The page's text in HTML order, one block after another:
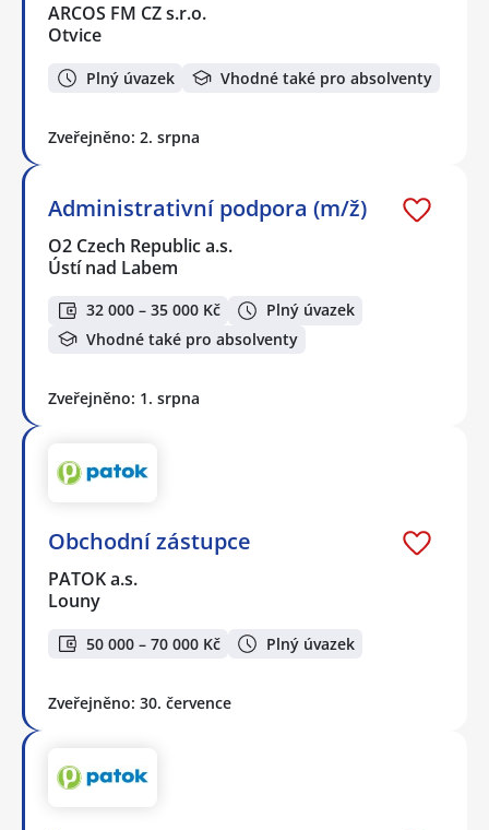
ARCOS FM CZ s.r.o.
Otvice
Plný úvazek Vhodné také pro absolventy
Zveřejněno: 2. srpna
Administrativní podpora (m/ž)
O2 Czech Republic a.s.
Ústí nad Labem
32 000 – 35 000 Kč
Plný úvazek
Vhodné také pro absolventy
Zveřejněno: 1. srpna
Obchodní zástupce
PATOK a.s.
Louny
50 000 – 70 000 Kč Plný úvazek
Zveřejněno: 30. července